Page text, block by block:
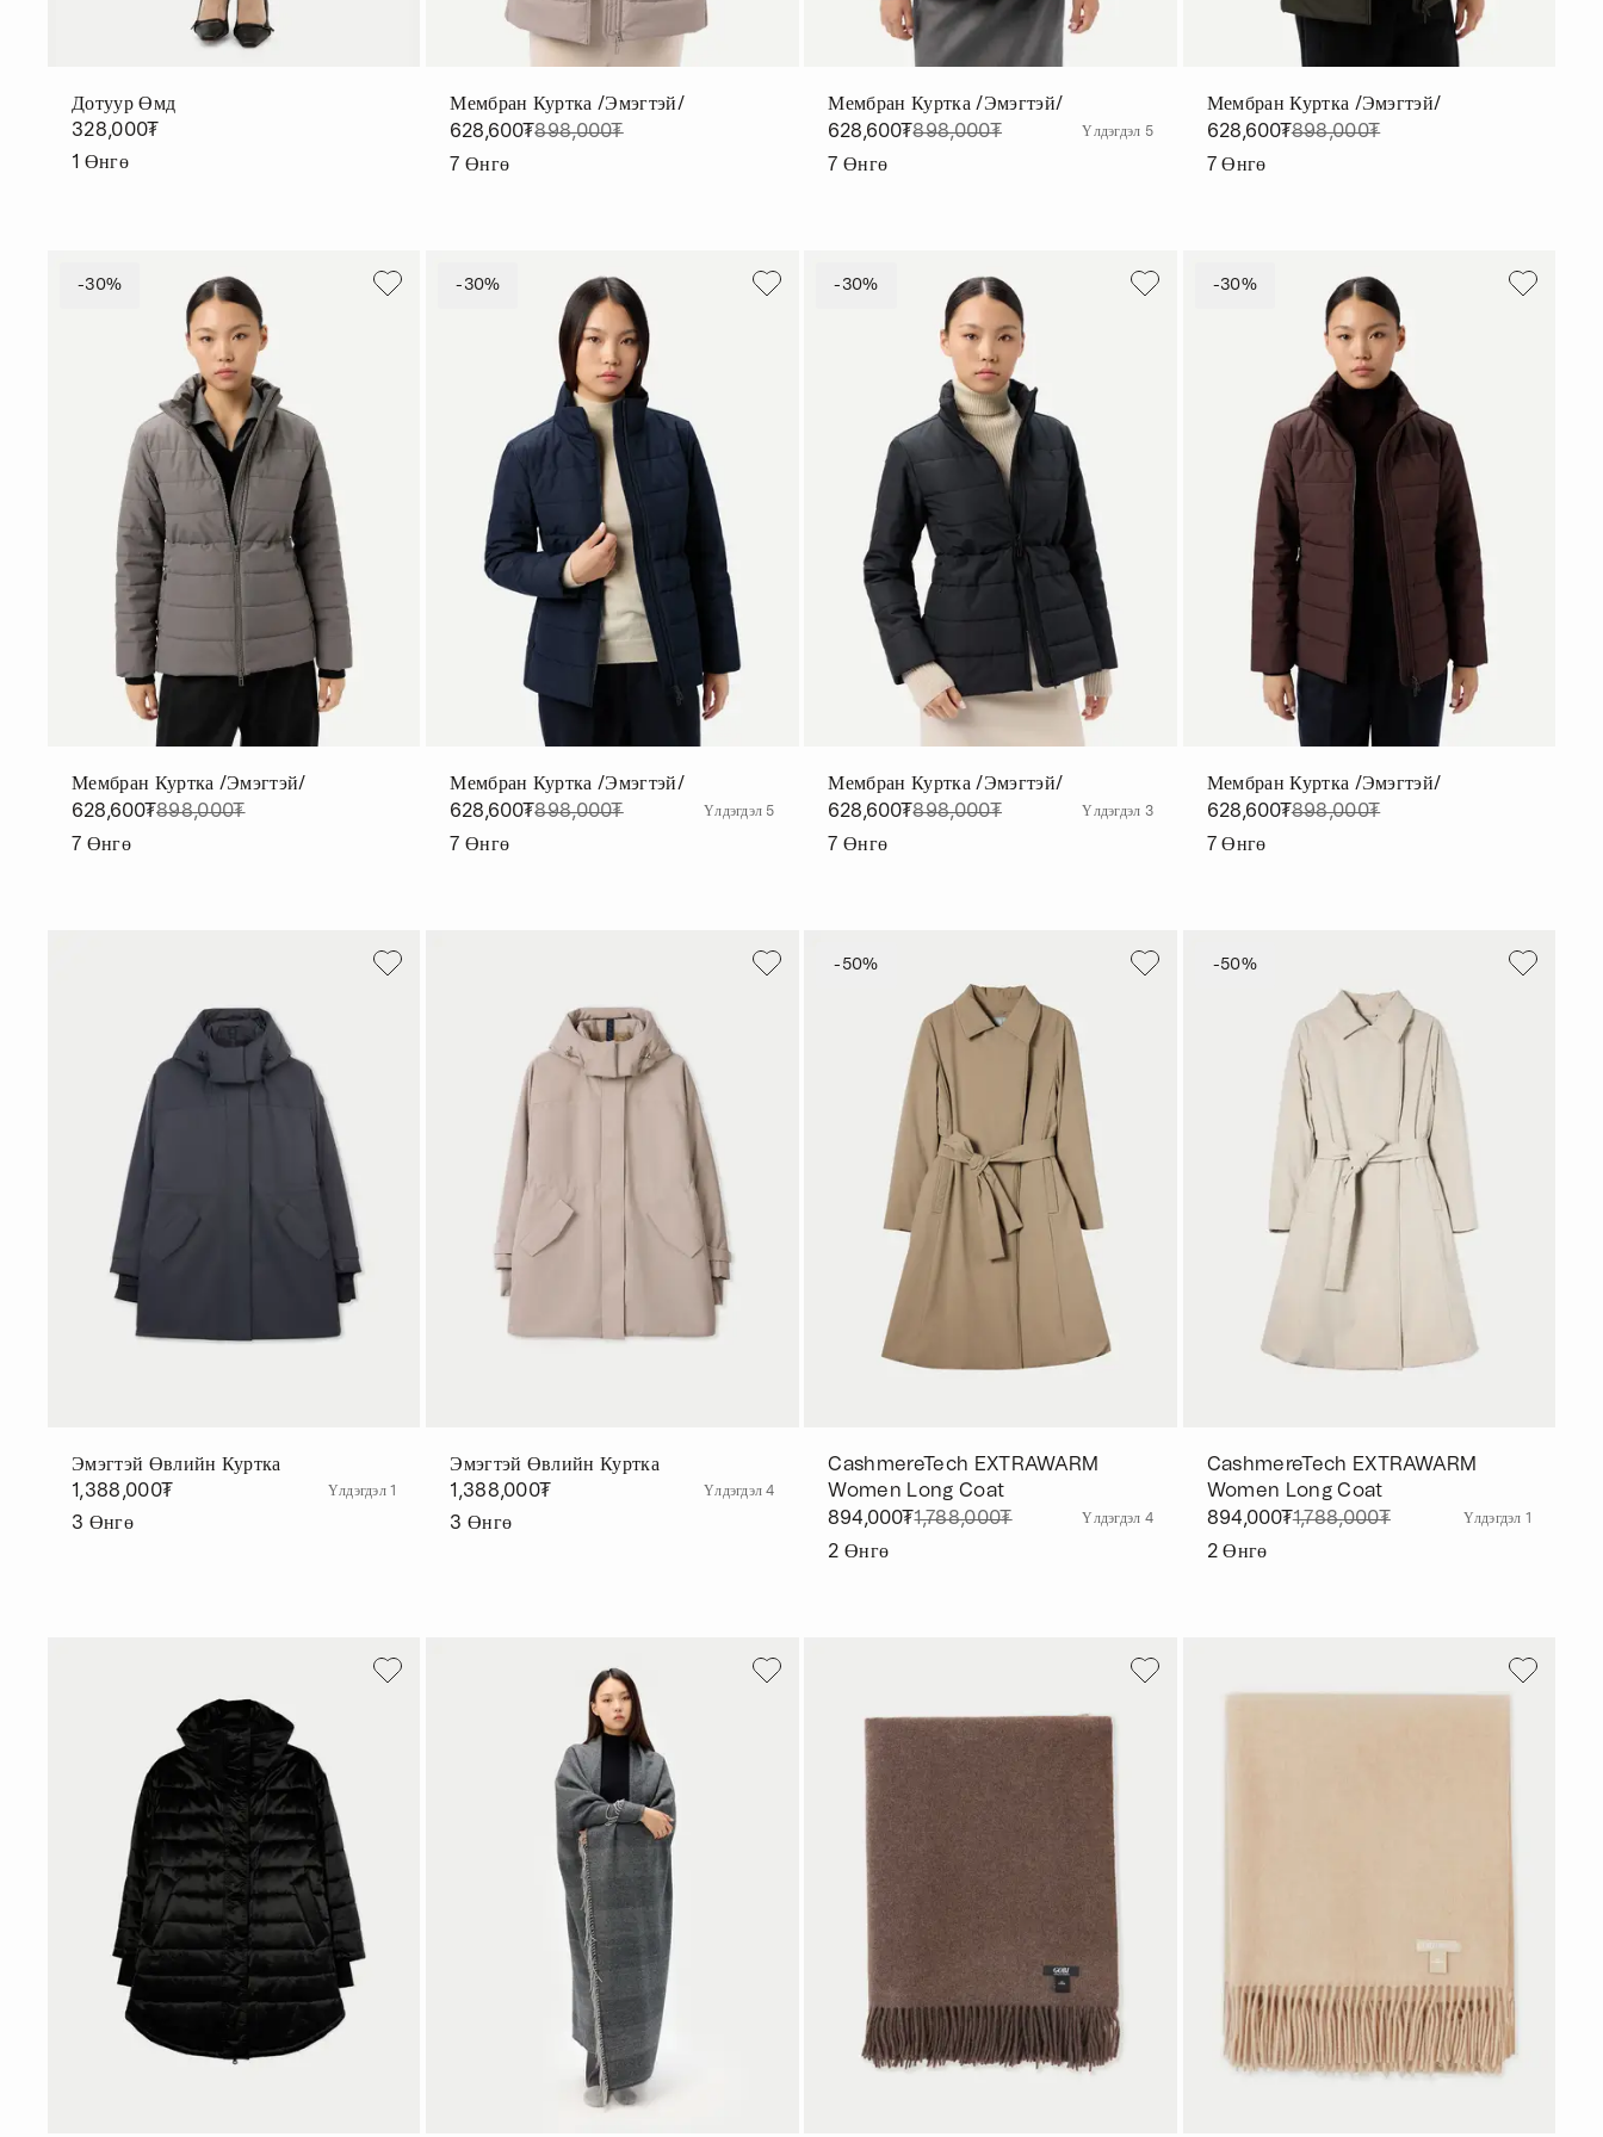
Дотуур Өмд
328,000₮
1 Өнгө
Мембран Куртка /эмэгтэй/
628,600₮898,000₮
7 Өнгө
Мембран Куртка /эмэгтэй/
628,600₮898,000₮ Үлдэгдэл 5
7 Өнгө
Мембран Куртка /эмэгтэй/
628,600₮898,000₮
7 Өнгө
-30%
Мембран Куртка /эмэгтэй/
628,600₮898,000₮
7 Өнгө
-30%
Мембран Куртка /эмэгтэй/
628,600₮898,000₮ Үлдэгдэл 5
7 Өнгө
-30%
Мембран Куртка /эмэгтэй/
628,600₮898,000₮ Үлдэгдэл 3
7 Өнгө
-30%
Мембран Куртка /эмэгтэй/
628,600₮898,000₮
7 Өнгө
Эмэгтэй Өвлийн Куртка
1,388,000₮
Үлдэгдэл 1
3 Өнгө
Эмэгтэй Өвлийн Куртка
1,388,000₮
Үлдэгдэл 4
3 Өнгө
-50%
CashmereTech EXTRAWARM
Women Long Coat
894,000₮1,788,000₮ Үлдэгдэл 4
2 Өнгө
-50%
CashmereTech EXTRAWARM
Women Long Coat
894,000₮1,788,000₮ Үлдэгдэл 1
2 Өнгө